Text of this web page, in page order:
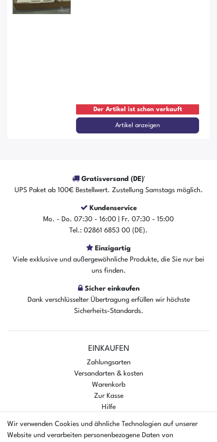
Der Artikel ist schon verkauft
Artikel anzeigen
Gratisversand (DE)¹
UPS Paket ab 100€ Bestellwert. Zustellung Samstags möglich.
Kundenservice
Mo. - Do. 07:30 - 16:00 | Fr. 07:30 - 15:00
Tel.: 02861 6853 00 (DE).
Einzigartig
Viele exklusive und außergewöhnliche Produkte, die Sie nur bei
uns finden.
Sicher einkaufen
Dank verschlüsselter Übertragung erfüllen wir höchste
Sicherheits-Standards.
EINKAUFEN
Zahlungsarten
Versandarten & kosten
Warenkorb
Zur Kasse
Hilfe
UNTERNEHMEN
Ankaufformular
Wir verwenden Cookies und ähnliche Technologien auf unserer
Website und verarbeiten personenbezogene Daten von